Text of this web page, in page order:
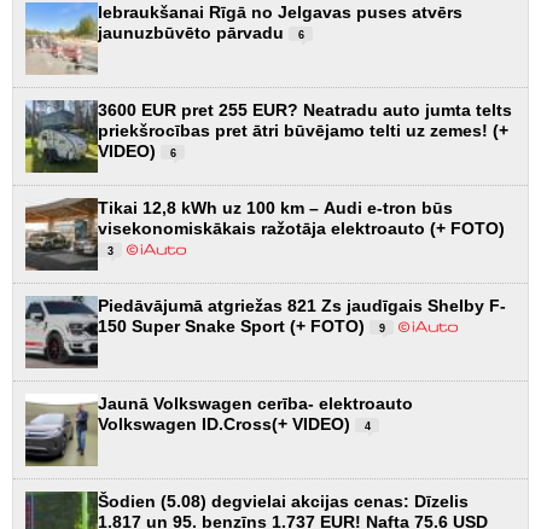
Iebraukšanai Rīgā no Jelgavas puses atvērs
jaunuzbūvēto pārvadu
6
3600 EUR pret 255 EUR? Neatradu auto jumta telts
priekšrocības pret ātri būvējamo telti uz zemes! (+
VIDEO)
6
Tikai 12,8 kWh uz 100 km – Audi e-tron būs
visekonomiskākais ražotāja elektroauto (+ FOTO)
3
Piedāvājumā atgriežas 821 Zs jaudīgais Shelby F-
150 Super Snake Sport (+ FOTO)
9
Jaunā Volkswagen cerība- elektroauto
Volkswagen ID.Cross(+ VIDEO)
4
Šodien (5.08) degvielai akcijas cenas: Dīzelis
1.817 un 95. benzīns 1.737 EUR! Nafta 75.6 USD